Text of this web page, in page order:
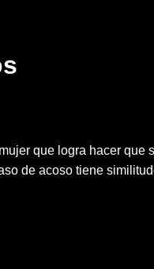
que logra hacer que
de acoso tiene